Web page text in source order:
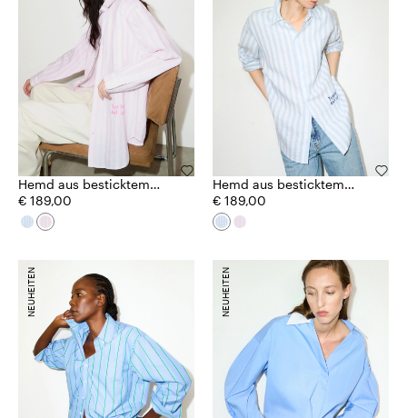
Hemd aus besticktem
Leinen
€ 189,00
Hemd aus besticktem
Leinen
€ 189,00
NEUHEITEN NEUHEITEN